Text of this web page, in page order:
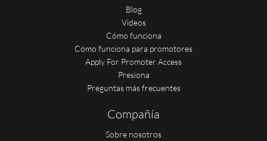
Blog
Videos
Cómo funciona
Cómo funciona para promotores
Apply For Promoter Access
Presiona
Preguntas más frecuentes
Compañía
Sobre nosotros